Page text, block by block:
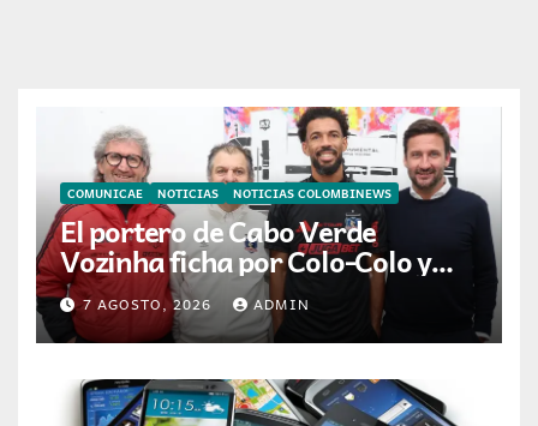
COMUNICAE NOTICIAS NOTICIAS COLOMBINEWS
El portero de Cabo Verde
Vozinha ficha por Colo-Colo y
JETOUR respalda su nueva
etapa
7 AGOSTO, 2026 ADMIN